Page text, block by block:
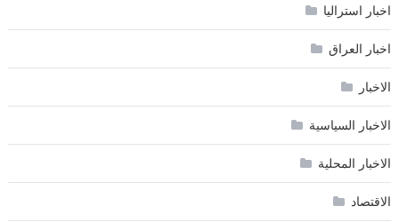
اخبار استراليا
اخبار العراق
الاخبار
الاخبار السياسية
الاخبار المحلية
الاقتصاد